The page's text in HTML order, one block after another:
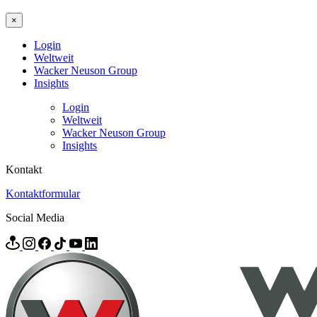
×
Login
Weltweit
Wacker Neuson Group
Insights
Login
Weltweit
Wacker Neuson Group
Insights
Kontakt
Kontaktformular
Social Media